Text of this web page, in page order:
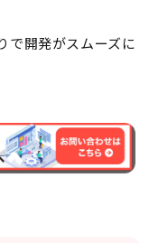
で開発がスムーズに